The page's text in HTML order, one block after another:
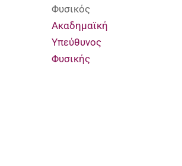
Φυσικός
Ακαδημαϊκή
Υπεύθυνος
Φυσικής